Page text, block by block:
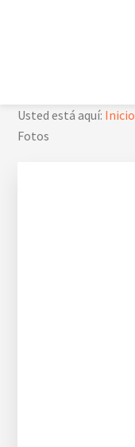
Usted está aquí: Inicio
Fotos